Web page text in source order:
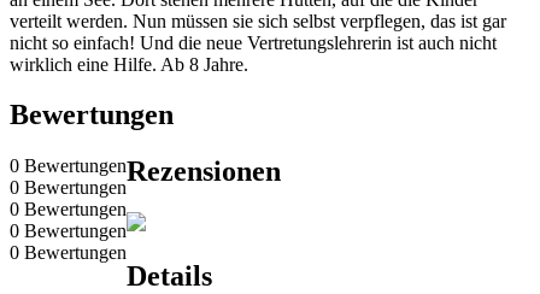
verteilt werden. Nun müssen sie sich selbst verpflegen, das ist gar
nicht so einfach! Und die neue Vertretungslehrerin ist auch nicht
wirklich eine Hilfe. Ab 8 Jahre.
Bewertungen
0 Bewertungen
0 Bewertungen
0 Bewertungen
0 Bewertungen
0 Bewertungen
Rezensionen
Details